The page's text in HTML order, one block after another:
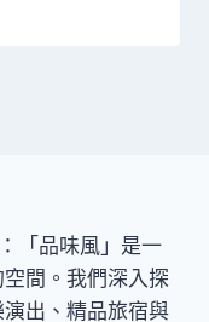
「品味風」是一
間。我們深入探
出、精品旅宿與